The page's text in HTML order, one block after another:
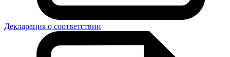
Декларация о соответствии